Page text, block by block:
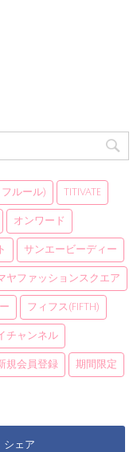
ルール) titivate
オンワード
サンエービーディー
ヤファッションスクエア
フィフス(fifth)
チャンネル
規会員登録 期間限定
シェア